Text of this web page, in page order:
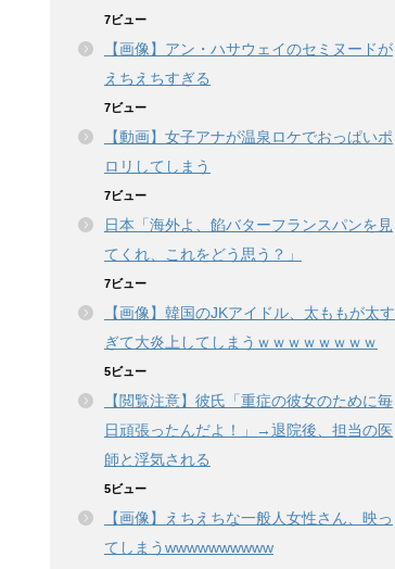
7ビュー
【画像】アン・ハサウェイのセミヌードが
えちえちすぎる
7ビュー
【動画】女子アナが温泉ロケでおっぱいポ
ロリしてしまう
7ビュー
日本「海外よ、餡バターフランスパンを見
てくれ、これをどう思う？」
7ビュー
【画像】韓国のJKアイドル、太ももが太す
ぎて大炎上してしまうｗｗｗｗｗｗｗｗ
5ビュー
【閲覧注意】彼氏「重症の彼女のために毎
日頑張ったんだよ！」→退院後、担当の医
師と浮気される
5ビュー
【画像】えちえちな一般人女性さん、映っ
てしまうwwwwwwwwww